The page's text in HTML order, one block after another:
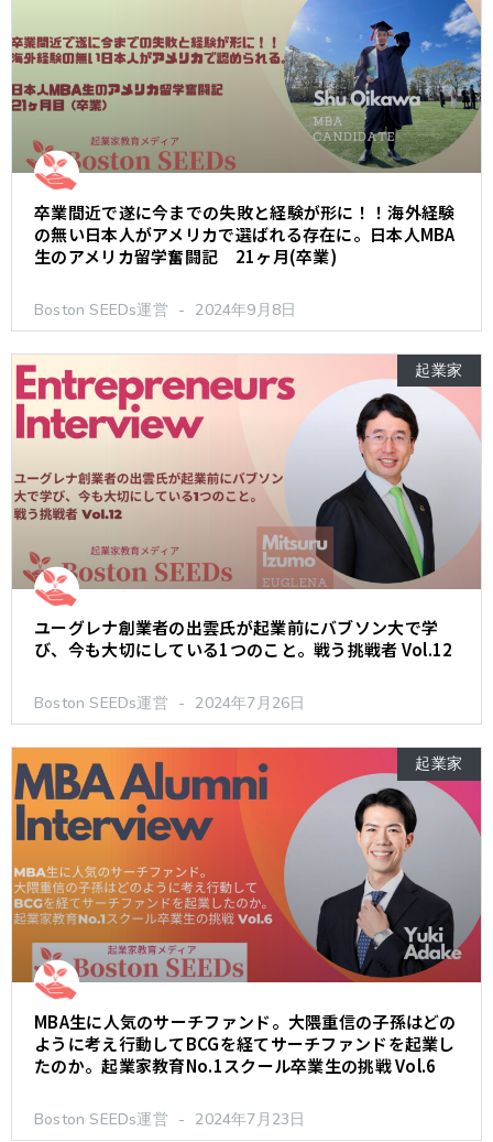
卒業間近で遂に今までの失敗と経験が形に！！海外経験
の無い日本人がアメリカで選ばれる存在に。日本人MBA
生のアメリカ留学奮闘記 21ヶ月(卒業)
Boston SEEDs運営 2024年9月8日
起業家
ユーグレナ創業者の出雲氏が起業前にバブソン大で学
び、今も大切にしている1つのこと。戦う挑戦者 Vol.12
Boston SEEDs運営 2024年7月26日
起業家
MBA生に人気のサーチファンド。大隈重信の子孫はどの
ように考え行動してBCGを経てサーチファンドを起業し
たのか。起業家教育No.1スクール卒業生の挑戦 Vol.6
Boston SEEDs運営 2024年7月23日